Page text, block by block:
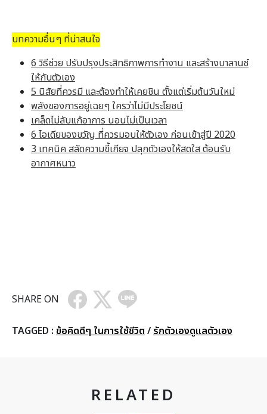
บทความอื่นๆ ที่น่าสนใจ
6 วิธีช่วย ปรับปรุงประสิทธิภาพการทำงาน และสร้างบาลานซ์
ให้กับตัวเอง
5 นิสัยที่ควรมี และต้องทำให้เคยชิน ตั้งแต่เริ่มต้นวันใหม่
พลังของการอยู่เฉยๆ ใครว่าไม่มีประโยชน์
เคล็ดไม่ลับแก้อาการ นอนไม่เป็นเวลา
6 ไอเดียของขวัญ ที่ควรมอบให้ตัวเอง ก่อนเข้าสู่ปี 2020
3 เทคนิค สลัดความขี้เกียจ ปลุกตัวเองให้สดใส ต้อนรับ
อากาศหนาว
SHARE ON
TAGGED : ข้อคิดดีๆ ในการใช้ชีวิต / รักตัวเองดูแลตัวเอง
RELATED